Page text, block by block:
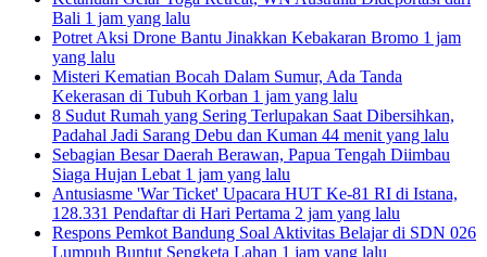
Bali 1 jam yang lalu
Potret Aksi Drone Bantu Jinakkan Kebakaran Bromo 1 jam
yang lalu
Misteri Kematian Bocah Dalam Sumur, Ada Tanda
Kekerasan di Tubuh Korban 1 jam yang lalu
8 Sudut Rumah yang Sering Terlupakan Saat Dibersihkan,
Padahal Jadi Sarang Debu dan Kuman 44 menit yang lalu
Sebagian Besar Daerah Berawan, Papua Tengah Diimbau
Siaga Hujan Lebat 1 jam yang lalu
Antusiasme 'War Ticket' Upacara HUT Ke-81 RI di Istana,
128.331 Pendaftar di Hari Pertama 2 jam yang lalu
Respons Pemkot Bandung Soal Aktivitas Belajar di SDN 026
Lumpuh Buntut Sengketa Lahan 1 jam yang lalu